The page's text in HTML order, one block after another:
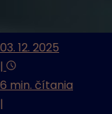
03. 12. 2025
|
6 min. čítania
|